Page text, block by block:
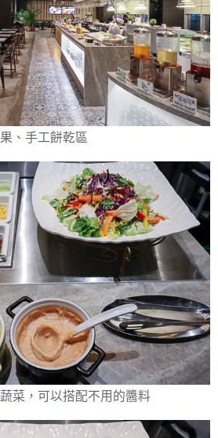
、手工餅乾區
菜，可以搭配不用的醬料